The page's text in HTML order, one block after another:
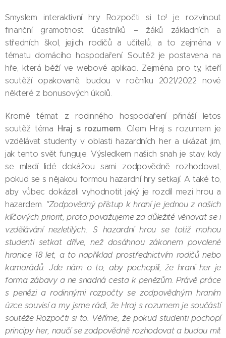
Smyslem interaktivní hry Rozpočti si to! je rozvinout
finanční gramotnost účastníků – žáků základních a
středních škol, jejich rodičů a učitelů, a to zejména v
tématu domácího hospodaření. Soutěž je postavena na
hře, která běží ve webové aplikaci. Zejména pro ty, kteří
soutěží opakovaně, budou v ročníku 2021/2022 nové
některé z bonusových úkolů.
Kromě témat z rodinného hospodaření přináší letos
soutěž téma Hraj s rozumem. Cílem Hraj s rozumem je
vzdělávat studenty v oblasti hazardních her a ukázat jim,
jak tento svět funguje. Výsledkem našich snah je stav, kdy
se mladí lidé dokážou sami zodpovědně rozhodovat,
pokud se s nějakou formou hazardní hry setkají. A také to,
aby vůbec dokázali vyhodnotit jaký je rozdíl mezi hrou a
hazardem. "Zodpovědný přístup k hraní je jednou z našich
klíčových priorit, proto považujeme za důležité věnovat se i
vzdělávání nezletilých. S hazardní hrou se totiž mohou
studenti setkat dříve, než dosáhnou zákonem povolené
hranice 18 let, a to například prostřednictvím rodičů nebo
kamarádů. Jde nám o to, aby pochopili, že hraní her je
forma zábavy a ne snadná cesta k penězům. Právě práce
s penězi a rodinnými rozpočty se zodpovědným hraním
úzce souvisí a my jsme rádi, že Hraj s rozumem je součástí
soutěže Rozpočti si to. Věříme, že pokud studenti pochopí
principy her, naučí se zodpovědně rozhodovat a budou mít